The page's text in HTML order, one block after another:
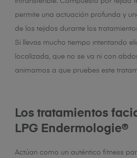
permite una actuación profunda y
de los tejidos durante los
Si llevas mucho tiempo intentando
localizada, que no se va ni con
animamos a que pruebes este
Los tratamientos
LPG Endermologie®
Actúan como un auténtico fitness